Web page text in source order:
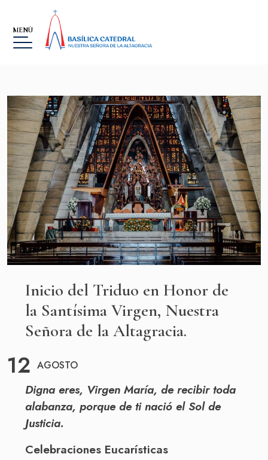
MENÚ
BASÍLICA
MUSEO
LA ALTAGRACIA
GALERÍA DE IMÁGENES
EVENTOS
SOBRE LA FUNDACIÓN
CONTACTO
PREGUNTAS FRECUENTES
Haz un donativo
Inicio del Triduo en Honor de
la Santísima Virgen, Nuestra
Señora de la Altagracia.
12 AGOSTO
Digna eres, Virgen María, de recibir toda
alabanza, porque de ti nació el Sol de
Justicia.
Celebraciones Eucarísticas